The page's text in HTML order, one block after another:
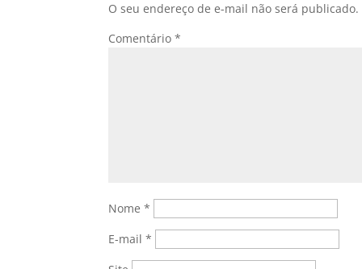
O seu endereço de e-mail não será publicado.
Comentário*
Nome*
E-mail*